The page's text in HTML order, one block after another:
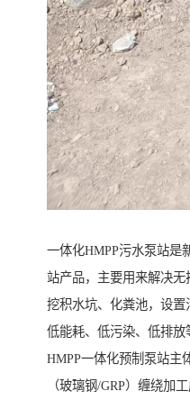
一体化HMPP污水泵站是
站产品，主要用来解决
挖积水坑、化粪池，设
低能耗、低污染、低排放
HMPP一体化预制泵站主
（玻璃钢/GRP）缠绕加